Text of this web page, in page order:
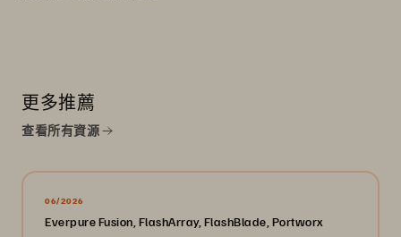
更多推薦
查看所有資源
06/2026
Everpure Fusion, FlashArray, FlashBlade, Portworx